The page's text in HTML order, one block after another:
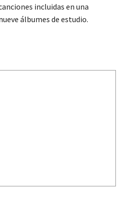
incluidas en una
álbumes de estudio.